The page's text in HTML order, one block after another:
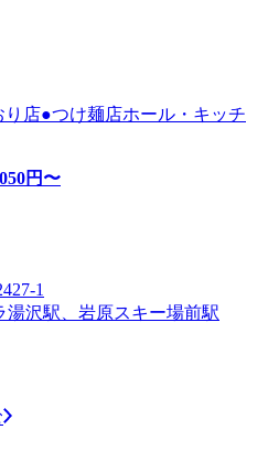
店●つけ麺店ホール・キッチ
円〜
1
湯沢駅、岩原スキー場前駅